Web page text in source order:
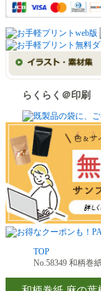
らくらく＠印刷
TOP
No.58349 和柄巻